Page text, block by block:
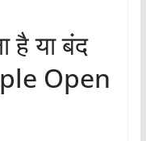
है या बंद
Open